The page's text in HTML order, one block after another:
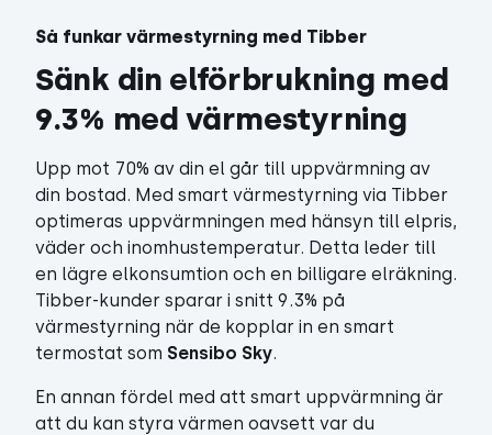
Så funkar värmestyrning med Tibber
Sänk din elförbrukning med
9.3% med värmestyrning
Upp mot 70% av din el går till uppvärmning av
din bostad. Med smart värmestyrning via Tibber
optimeras uppvärmningen med hänsyn till elpris,
väder och inomhustemperatur. Detta leder till
en lägre elkonsumtion och en billigare elräkning.
Tibber-kunder sparar i snitt 9.3% på
värmestyrning när de kopplar in en smart
termostat som Sensibo Sky.
En annan fördel med att smart uppvärmning är
att du kan styra värmen oavsett var du